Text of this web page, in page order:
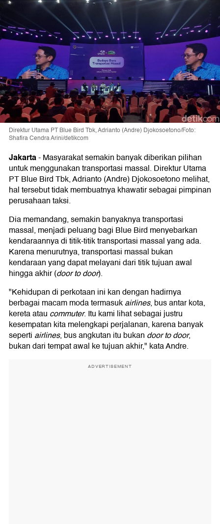
Direktur Utama PT Blue Bird Tbk, Adrianto (Andre) Djokosoetono/Foto:
Shafira Cendra Arini/detikcom
Jakarta-Masyarakat semakin banyak diberikan pilihan
untuk menggunakan transportasi massal. Direktur Utama
PT Blue Bird Tbk, Adrianto (Andre) Djokosoetono melihat,
hal tersebut tidak membuatnya khawatir sebagai pimpinan
perusahaan taksi.
Dia memandang, semakin banyaknya transportasi
massal, menjadi peluang bagi Blue Bird menyebarkan
kendaraannya di titik-titik transportasi massal yang ada.
Karena menurutnya, transportasi massal bukan
kendaraan yang dapat melayani dari titik tujuan awal
hingga akhir (door to door).
"Kehidupan di perkotaan ini kan dengan hadirnya
berbagai macam moda termasukairlines, bus antar kota,
kereta atau commuter. Itu kami lihat sebagai justru
kesempatan kita melengkapi perjalanan, karena banyak
seperti airlines, bus angkutan itu bukan door to door,
bukan dari tempat awal ke tujuan akhir," kata Andre.
ADVERTISEMENT